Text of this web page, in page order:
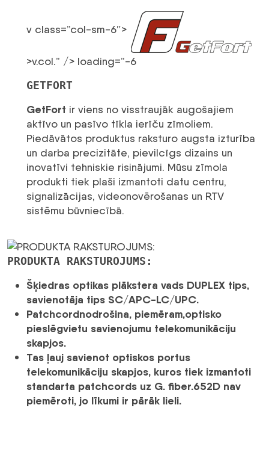
v class=”col-sm-6″>
>v.col.” /> loading=”-6
GETFORT
GetFort ir viens no visstraujāk augošajiem
aktīvo un pasīvo tīkla ierīču zīmoliem.
Piedāvātos produktus raksturo augsta izturība
un darba precizitāte, pievilcīgs dizains un
inovatīvi tehniskie risinājumi. Mūsu zīmola
produkti tiek plaši izmantoti datu centru,
signalizācijas, videonovērošanas un RTV
sistēmu būvniecībā.
PRODUKTA RAKSTUROJUMS:
Šķiedras optikas plākstera vads DUPLEX tips,
savienotāja tips SC/APC-LC/UPC.
Patchcordnodrošina, piemēram,optisko
pieslēgvietu savienojumu telekomunikāciju
skapjos.
Tas ļauj savienot optiskos portus
telekomunikāciju skapjos, kuros tiek izmantoti
standarta patchcords uz G. fiber.652D nav
piemēroti, jo līkumi ir pārāk lieli.